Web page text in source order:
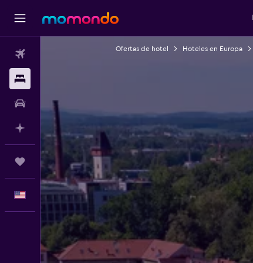
Autos
Trips
Español
Ofertas de hotel Hoteles en Europa